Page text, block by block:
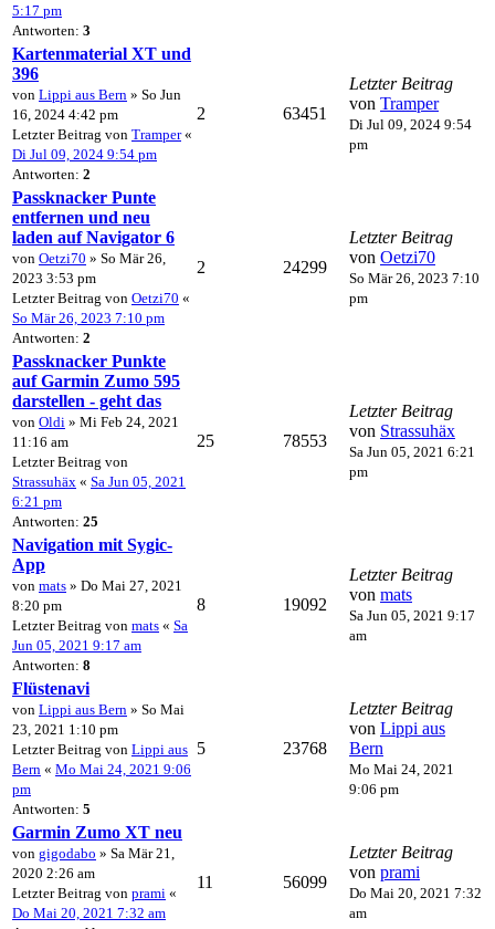
5:17 pm
Antworten: 3
Kartenmaterial XT und
396
von Lippi aus Bern » So Jun
16, 2024 4:42 pm
Letzter Beitrag von Tramper«
Di Jul 09, 2024 9:54 pm
Antworten: 2
2 63451
Letzter Beitrag
von Tramper
Di Jul 09, 2024 9:54
pm
Passknacker Punte
entfernen und neu
laden auf Navigator 6
von Oetzi70 » So Mär 26,
2023 3:53 pm
Letzter Beitrag von Oetzi70 «
So Mär 26, 2023 7:10 pm
Antworten: 2
2 24299
Letzter Beitrag
von Oetzi70
So Mär 26, 2023 7:10
pm
Passknacker Punkte
auf Garmin Zumo 595
darstellen - geht das
von Oldi » Mi Feb 24, 2021
11:16 am
Letzter Beitrag von
Strassuhäx « Sa Jun 05, 2021
6:21 pm
Antworten: 25
25 78553
Letzter Beitrag
von Strassuhäx
Sa Jun 05, 2021 6:21
pm
Navigation mit Sygic-
App
von mats » Do Mai 27, 2021
8:20 pm
Letzter Beitrag von mats « Sa
Jun 05, 2021 9:17 am
Antworten: 8
8 19092
Letzter Beitrag
von mats
Sa Jun 05, 2021 9:17
am
Flüstenavi
von Lippi aus Bern » So Mai
23, 2021 1:10 pm
Letzter Beitrag von Lippi aus
Bern « Mo Mai 24, 2021 9:06
pm
Antworten: 5
5 23768
Letzter Beitrag
von Lippi aus
Bern
Mo Mai 24, 2021
9:06 pm
Garmin Zumo XT neu
von gigodabo » Sa Mär 21,
2020 2:26 am
Letzter Beitrag von prami «
Do Mai 20, 2021 7:32 am
11 56099
Letzter Beitrag
von prami
Do Mai 20, 2021 7:32
am